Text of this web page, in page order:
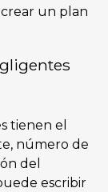
un plan
tienen el
número de
del
escribir